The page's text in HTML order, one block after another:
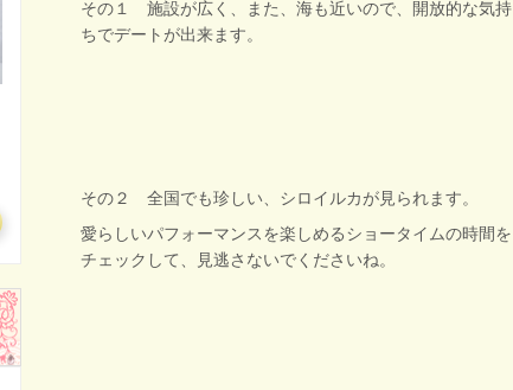
その１ 施設が広く、また、海も近いので、開放的な気持
ちでデートが出来ます。
その２ 全国でも珍しい、シロイルカが見られます。
愛らしいパフォーマンスを楽しめるショータイムの時間を
チェックして、見逃さないでくださいね。